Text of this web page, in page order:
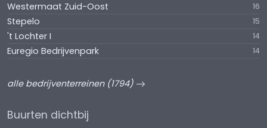
Westermaat Zuid-Oost 16
Stepelo 15
't Lochter I 14
Euregio Bedrijvenpark 14
alle bedrijventerreinen (1794)
Buurten dichtbij